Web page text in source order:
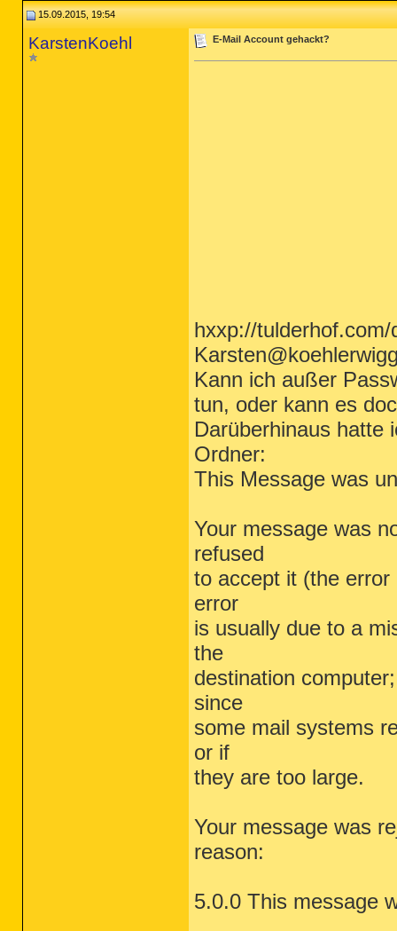
15.09.2015, 19:54
KarstenKoehl E-Mail Account gehackt?
hxxp://
Kann ich außer
tun, oder kann es
Darüberhinaus hatte
Ordner:
This Message was
Your message was
refused
to accept it (the
error
is usually due to a
the
destination
since
some mail systems
or if
they are too large.
Your message was
reason:
5.0.0 This message